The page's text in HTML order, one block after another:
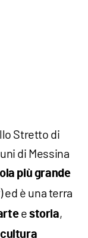
Stretto di
di Messina
più grande
ed è una terra
estoria,
cultura